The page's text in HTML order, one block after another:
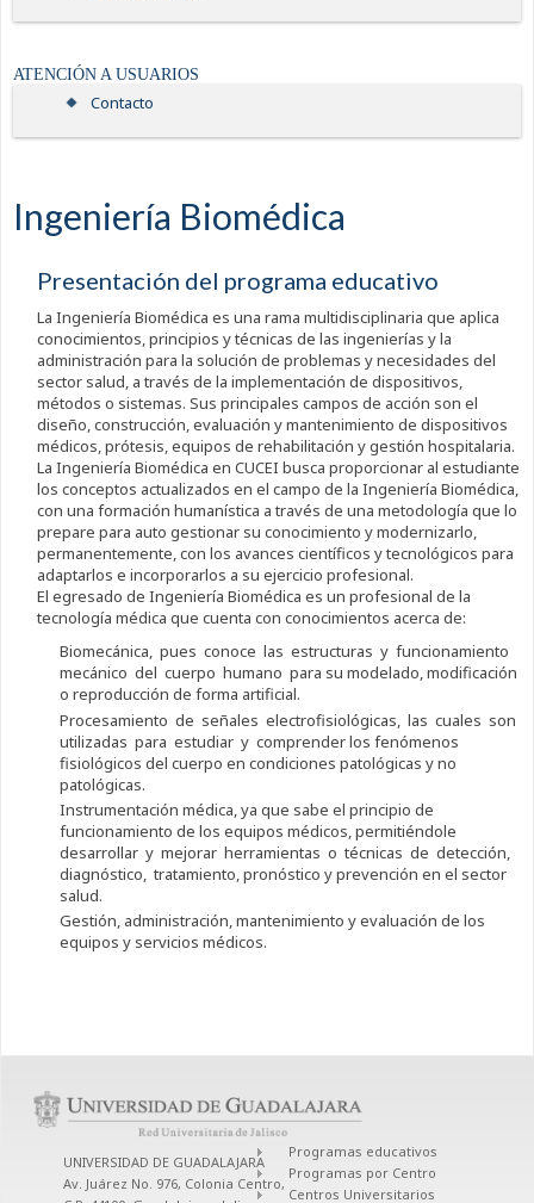
ATENCIÓN A USUARIOS
Contacto
Ingeniería Biomédica
Presentación del programa educativo
La Ingeniería Biomédica es una rama multidisciplinaria que aplica
conocimientos, principios y técnicas de las ingenierías y la
administración para la solución de problemas y necesidades del
sector salud, a través de la implementación de dispositivos,
métodos o sistemas. Sus principales campos de acción son el
diseño, construcción, evaluación y mantenimiento de dispositivos
médicos, prótesis, equipos de rehabilitación y gestión hospitalaria.
La Ingeniería Biomédica en CUCEI busca proporcionar al estudiante
los conceptos actualizados en el campo de la Ingeniería Biomédica,
con una formación humanística a través de una metodología que lo
prepare para auto gestionar su conocimiento y modernizarlo,
permanentemente, con los avances científicos y tecnológicos para
adaptarlos e incorporarlos a su ejercicio profesional.
El egresado de Ingeniería Biomédica es un profesional de la
tecnología médica que cuenta con conocimientos acerca de:
Biomecánica, pues conoce las estructuras y funcionamiento
mecánico del cuerpo humano para su modelado, modificación
o reproducción de forma artificial.
Procesamiento de señales electrofisiológicas, las cuales son
utilizadas para estudiar y comprender los fenómenos
fisiológicos del cuerpo en condiciones patológicas y no
patológicas.
Instrumentación médica, ya que sabe el principio de
funcionamiento de los equipos médicos, permitiéndole
desarrollar y mejorar herramientas o técnicas de detección,
diagnóstico, tratamiento, pronóstico y prevención en el sector
salud.
Gestión, administración, mantenimiento y evaluación de los
equipos y servicios médicos.
UNIVERSIDAD DE GUADALAJARA
Av. Juárez No. 976, Colonia Centro,
Programas educativos
Programas por Centro
Centros Universitarios